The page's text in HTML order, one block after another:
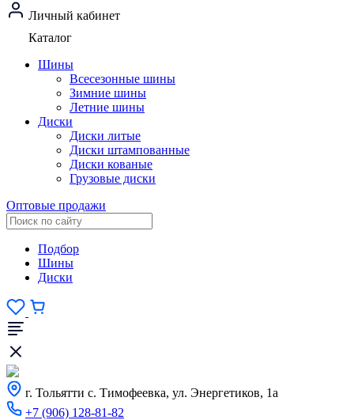
Личный кабинет
Каталог
Шины
Всесезонные шины
Зимние шины
Летние шины
Диски
Диски литые
Диски штампованные
Диски кованые
Грузовые диски
Оптовые продажи
Подбор
Шины
Диски
г. Тольятти с. Тимофеевка, ул. Энергетиков, 1а
+7 (906) 128-81-82